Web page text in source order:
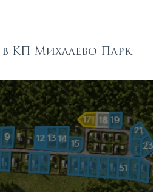
КП Михалево Парк